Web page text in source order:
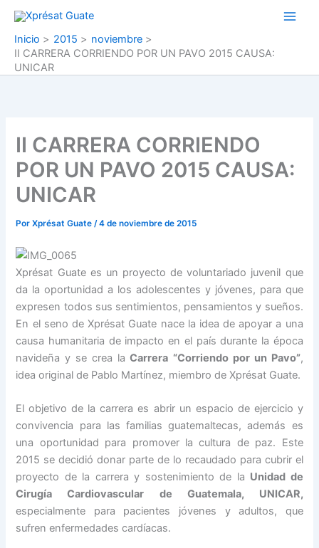
contenido
Inicio 2015
noviembre
II CARRERA CORRIENDO POR UN PAVO 2015 CAUSA:
UNICAR
II CARRERA CORRIENDO
POR UN PAVO 2015 CAUSA:
UNICAR
PorXprésat Guate/4 de noviembre de 2015
Xprésat Guate es un proyecto de voluntariado juvenil que
da la oportunidad a los adolescentes y jóvenes, para que
expresen todos sus sentimientos, pensamientos y sueños.
En el seno de Xprésat Guate nace la idea de apoyar a una
causa humanitaria de impacto en el país durante la época
navideña y se crea laCarrera “Corriendo por un Pavo”,
idea original de Pablo Martínez, miembro de Xprésat Guate.
El objetivo de la carrera es abrir un espacio de ejercicio y
convivencia para las familias guatemaltecas, además es
una oportunidad para promover la cultura de paz. Este
2015 se decidió donar parte de lo recaudado para cubrir el
proyecto de la carrera y sostenimiento de la Unidad de
Cirugía Cardiovascular de Guatemala, UNICAR,
especialmente para pacientes jóvenes y adultos, que
sufren enfermedades cardíacas.